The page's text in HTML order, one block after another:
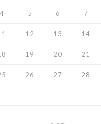
4 5 6 7
12 13 14
19 20 21
26 27 28